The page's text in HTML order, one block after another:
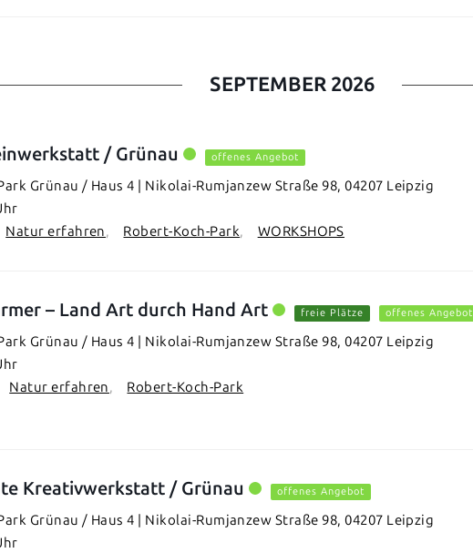
SEPTEMBER 2026
/ Grünau offenes Angebot
Grünau / Haus 4 | Nikolai-Rumjanzew Straße 98, 04207 Leipzig
Natur erfahren Robert-Koch-Park WORKSHOPS
– Land Art durch Hand Art freie Plätze offenes Angebot
Grünau / Haus 4 | Nikolai-Rumjanzew Straße 98, 04207 Leipzig
Natur erfahren
Robert-Koch-Park
Kreativwerkstatt / Grünau offenes Angebot
Grünau / Haus 4 | Nikolai-Rumjanzew Straße 98, 04207 Leipzig